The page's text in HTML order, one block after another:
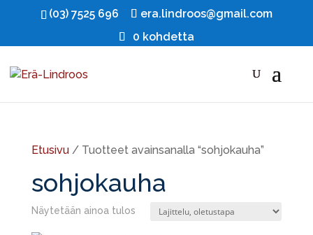
(03) 7525 696
era.lindroos@gmail.com
0 kohdetta
Etusivu/ Tuotteet avainsanalla “sohjokauha”
sohjokauha
Näytetään ainoa tulos